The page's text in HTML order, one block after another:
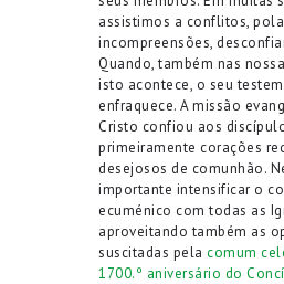
assistimos a conflitos,
incompreensões,
Quando, também nas
isto acontece, o seu
enfraquece. A missão
Cristo confiou aos
primeiramente corações
desejosos de comunhão.
importante intensificar o
ecuménico com todas as
aproveitando também as
suscitadas pela comum
1700.º aniversário do